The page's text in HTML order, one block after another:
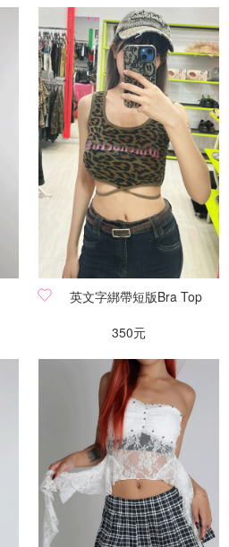
英文字綁帶短版Bra Top
350元